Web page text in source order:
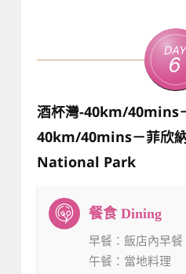
6
酒杯灣-40km/40mins
40km/40mins－菲欣
National Park
早餐 ：飯店內早餐
午餐 ：當地料理